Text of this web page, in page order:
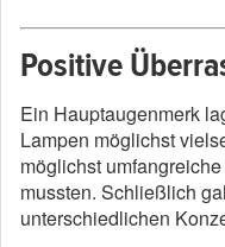
Positive
Ein Hauptaugenmerk
Lampen möglichst
möglichst
mussten. Schließlich
unterschiedlichen